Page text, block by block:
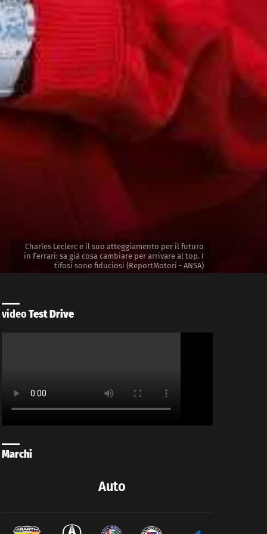
Charles Leclerc e il suo atteggiamento per il futuro
in Ferrari: sa già cosa cambiare per arrivare al top. I
tifosi sono fiduciosi (ReportMotori - ANSA)
videoTest Drive
Marchi
Auto